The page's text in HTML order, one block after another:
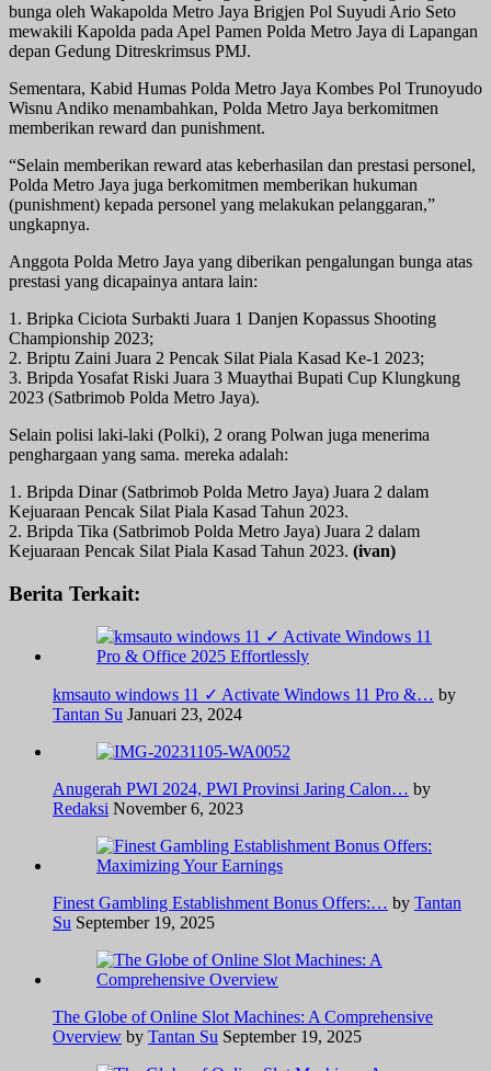
bunga oleh Wakapolda Metro Jaya Brigjen Pol Suyudi Ario Seto
mewakili Kapolda pada Apel Pamen Polda Metro Jaya di Lapangan
depan Gedung Ditreskrimsus PMJ.
Sementara, Kabid Humas Polda Metro Jaya Kombes Pol Trunoyudo
Wisnu Andiko menambahkan, Polda Metro Jaya berkomitmen
memberikan reward dan punishment.
“Selain memberikan reward atas keberhasilan dan prestasi personel,
Polda Metro Jaya juga berkomitmen memberikan hukuman
(punishment) kepada personel yang melakukan pelanggaran,”
ungkapnya.
Anggota Polda Metro Jaya yang diberikan pengalungan bunga atas
prestasi yang dicapainya antara lain:
1. Bripka Ciciota Surbakti Juara 1 Danjen Kopassus Shooting
Championship 2023;
2. Briptu Zaini Juara 2 Pencak Silat Piala Kasad Ke-1 2023;
3. Bripda Yosafat Riski Juara 3 Muaythai Bupati Cup Klungkung
2023 (Satbrimob Polda Metro Jaya).
Selain polisi laki-laki (Polki), 2 orang Polwan juga menerima
penghargaan yang sama. mereka adalah:
1. Bripda Dinar (Satbrimob Polda Metro Jaya) Juara 2 dalam
Kejuaraan Pencak Silat Piala Kasad Tahun 2023.
2. Bripda Tika (Satbrimob Polda Metro Jaya) Juara 2 dalam
Kejuaraan Pencak Silat Piala Kasad Tahun 2023. (ivan)
Berita Terkait:
kmsauto windows 11 ✓ Activate Windows 11 Pro &… by
Tantan Su Januari 23, 2024
Anugerah PWI 2024, PWI Provinsi Jaring Calon… by
Redaksi November 6, 2023
Finest Gambling Establishment Bonus Offers:… by Tantan
Su September 19, 2025
The Globe of Online Slot Machines: A Comprehensive
Overview by Tantan Su September 19, 2025